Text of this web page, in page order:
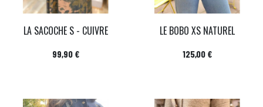
LA SACOCHE S - CUIVRE
Prix
99,90 €
LE BOBO XS NATUREL
Prix
125,00 €